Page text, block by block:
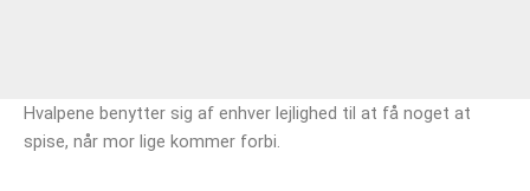
Hvalpene benytter sig af enhver lejlighed til at få noget at
spise, når mor lige kommer forbi.